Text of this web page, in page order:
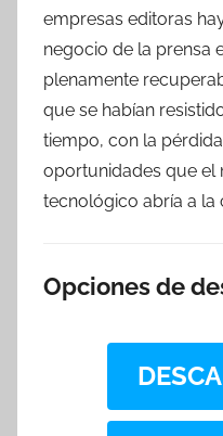
empresas editoras
negocio de la prensa
plenamente
que se habían
tiempo, con la
oportunidades que el
tecnológico abría a la
Opciones de